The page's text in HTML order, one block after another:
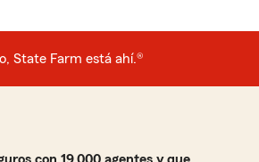
State Farm está ahí.®